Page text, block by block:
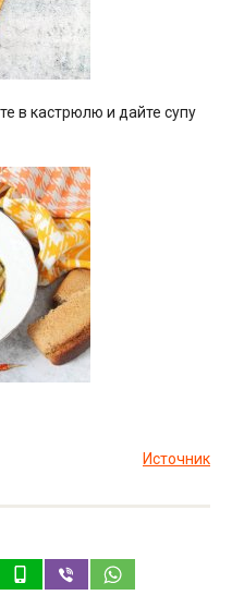
в кастрюлю и дайте супу
Источник